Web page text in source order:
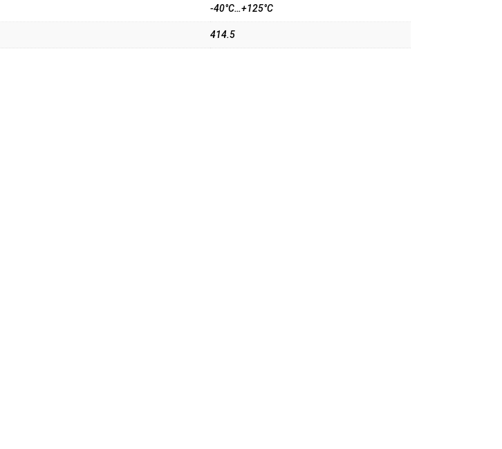
-40°C…+125°C
414.5